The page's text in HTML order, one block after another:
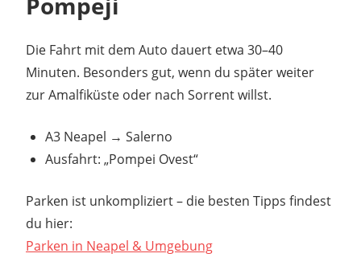
Die Fahrt mit dem Auto dauert etwa 30–40
Minuten. Besonders gut, wenn du später weiter
zur Amalfiküste oder nach Sorrent willst.
A3 Neapel → Salerno
Ausfahrt: „Pompei Ovest“
Parken ist unkompliziert – die besten Tipps findest
du hier:
Parken in Neapel & Umgebung